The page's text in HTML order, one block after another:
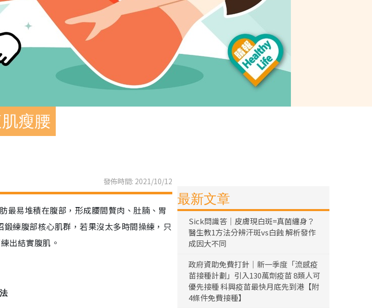
瘦腰
發佈時間: 2021/10/12
最易堆積在腹部，形成腰間贅肉、肚腩、胃
練腹部核心肌群，若果沒太多時間操練，只
出結實腹肌。
最新文章
Sick問識答｜皮膚現白斑=真菌纏身？
醫生教1方法分辨汗斑vs白蝕 解析發作
成因大不同
政府資助免費打針｜新一季度「流感疫
苗接種計劃」引入130萬劑疫苗 8類人可
優先接種 科興疫苗最快月底先到港【附
4條件免費接種】